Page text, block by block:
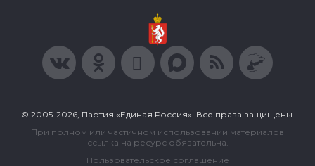
© 2005-2026, Партия «Единая Россия». Все права защищены.
При полном или частичном использовании материалов
ссылка на ресурс обязательна.
Пользовательское соглашение